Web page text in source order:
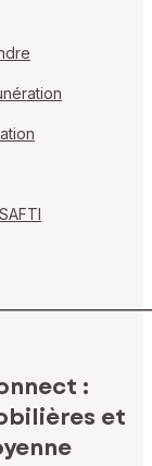
:
et